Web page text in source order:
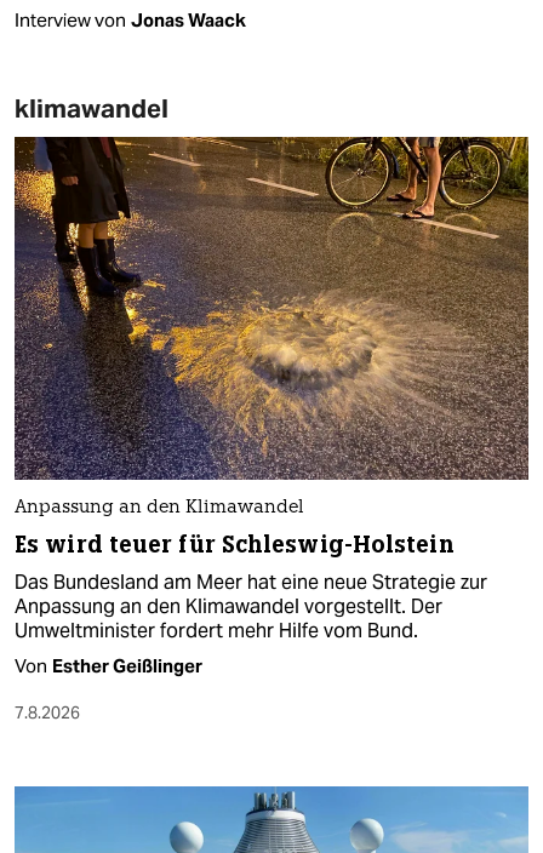
Interview von Jonas Waack
klimawandel
Anpassung an den Klimawandel
Es wird teuer für Schleswig-Holstein
Das Bundesland am Meer hat eine neue Strategie zur
Anpassung an den Klimawandel vorgestellt. Der
Umweltminister fordert mehr Hilfe vom Bund.
Von Esther Geißlinger
7.8.2026